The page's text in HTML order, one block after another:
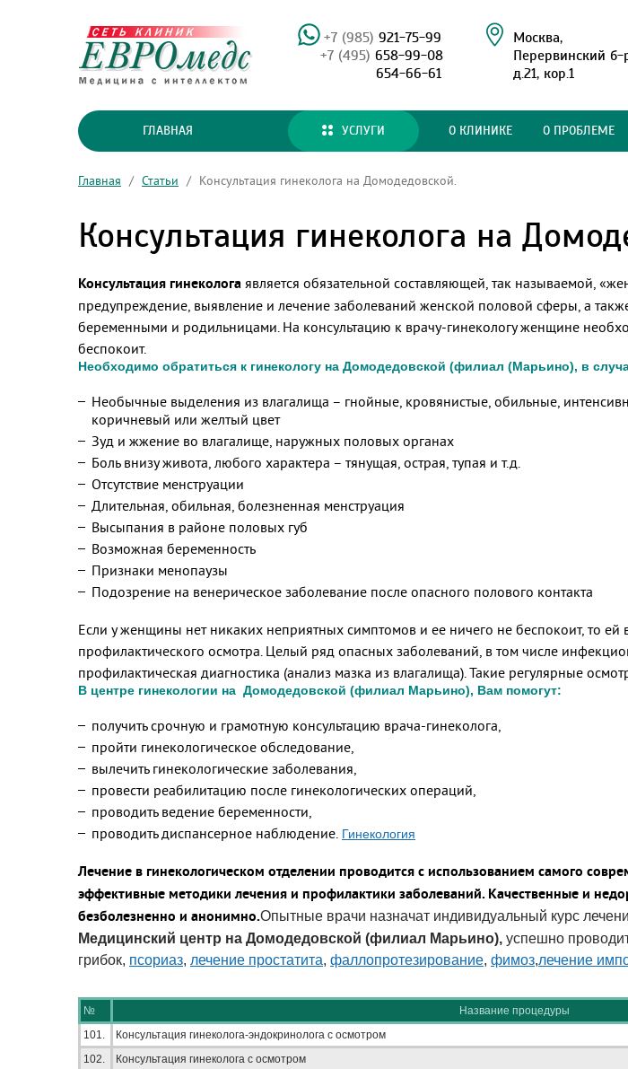
+7 (985) 921-75-99
+7 (495) 658-99-08
654-66-61
Москва,
Перервинский б-
д.21, кор.1
ГЛАВНАЯ УСЛУГИ О КЛИНИКЕ О ПРОБЛЕМЕ
Главная / Статьи / Консультация гинеколога на Домодедовской.
Консультация гинеколога на
Консультация гинеколога является обязательной составляющей, так называемой,
предупреждение, выявление и лечение заболеваний женской половой сферы, а
беременными и родильницами. На консультацию к врачу-гинекологу женщине
беспокоит.
Необходимо обратиться к гинекологу на Домодедовской (филиал (Марьино), в
Необычные выделения из влагалища – гнойные, кровянистые, обильные,
коричневый или желтый цвет
Зуд и жжение во влагалище, наружных половых органах
Боль внизу живота, любого характера – тянущая, острая, тупая и т.д.
Отсутствие менструации
Длительная, обильная, болезненная менструация
Высыпания в районе половых губ
Возможная беременность
Признаки менопаузы
Подозрение на венерическое заболевание после опасного полового контакта
Если у женщины нет никаких неприятных симптомов и ее ничего не беспокоит, то
профилактического осмотра. Целый ряд опасных заболеваний, в том числе
профилактическая диагностика (анализ мазка из влагалища). Такие регулярные
В центре гинекологии на Домодедовской (филиал Марьино), Вам помогут:
получить срочную и грамотную консультацию врача-гинеколога,
пройти гинекологическое обследование,
вылечить гинекологические заболевания,
провести реабилитацию после гинекологических операций,
проводить ведение беременности,
проводить диспансерное наблюдение. Гинекология
Лечение в гинекологическом отделении проводится с использованием самого
эффективные методики лечения и профилактики заболеваний. Качественные и
безболезненно и анонимно.Опытные врачи назначат индивидуальный курс
Медицинский центр на Домодедовской (филиал Марьино), успешно
грибок, псориаз, лечение простатита, фаллопротезирование, фимоз,лечение
№ Название процедуры
101.
Консультация гинеколога-эндокринолога с осмотром
102.
Консультация гинеколога с осмотром